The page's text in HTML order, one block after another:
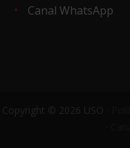
Canal WhatsApp
Copyright © 2026 USO ·